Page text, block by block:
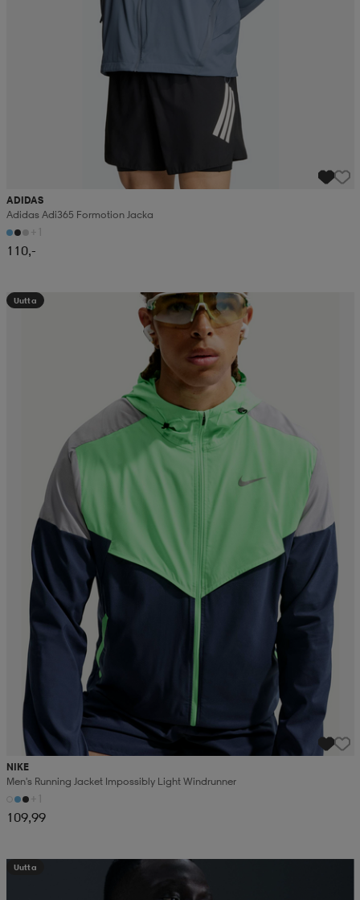
ADIDAS
Adidas Adi365 Formotion Jacka
+1
110,-
Uutta
NIKE
Men's Running Jacket Impossibly Light Windrunner
+1
109,99
Uutta